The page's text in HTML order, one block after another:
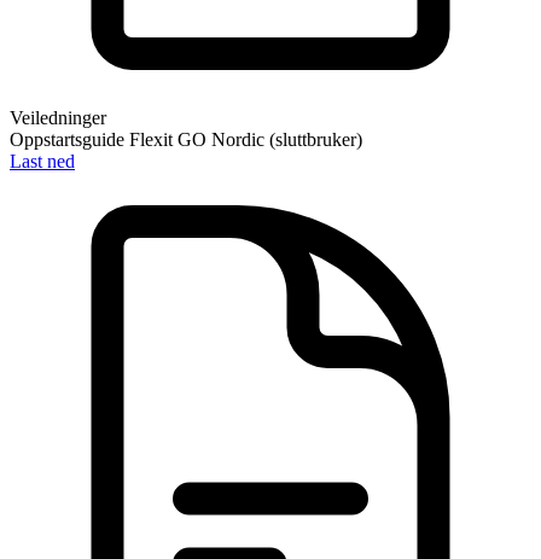
Veiledninger
Oppstartsguide Flexit GO Nordic (sluttbruker)
Last ned